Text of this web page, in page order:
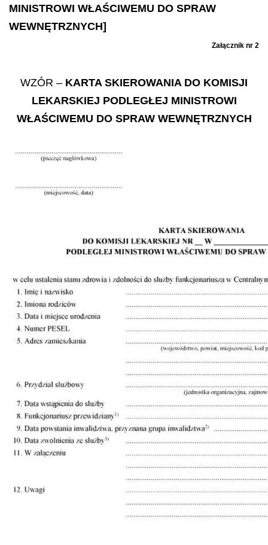
MINISTROWI WŁAŚCIWEMU DO SPRAW
WEWNĘTRZNYCH]
Załącznik nr 2
WZÓR – KARTA SKIEROWANIA DO KOMISJI
LEKARSKIEJ PODLEGŁEJ MINISTROWI
WŁAŚCIWEMU DO SPRAW WEWNĘTRZNYCH